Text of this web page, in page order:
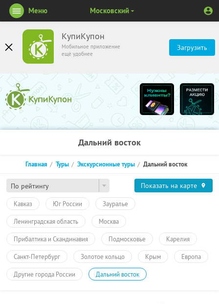
КупиКупон
Мобильное приложение
ещё удобнее
Загрузить
Меню Московский
Дальний восток
По рейтингу
Главная Туры Экскурсионные туры Дальний восток
Показать на карте
Кавказ Юг России Зауралье
Ленинградская область Москва
Прибалтика и Скандинавия Подмосковье Карелия
Санкт-Петербург Золотое кольцо Крым Европа
Другие города России Дальний восток